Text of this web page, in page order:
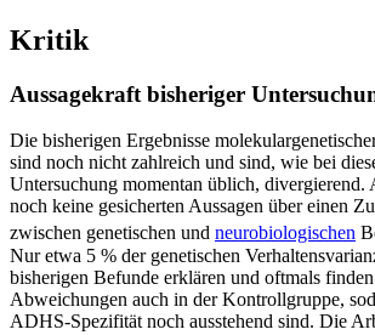
Kritik
Aussagekraft bisheriger
Die bisherigen Ergebnisse
sind noch nicht zahlreich und sind, wie bei
Untersuchung momentan üblich, divergierend.
noch keine gesicherten Aussagen über einen
zwischen genetischen und neurobiologischen
Nur etwa 5 % der genetischen
bisherigen Befunde erklären und oftmals
Abweichungen auch in der Kontrollgruppe,
ADHS-Spezifität noch ausstehend sind. Die